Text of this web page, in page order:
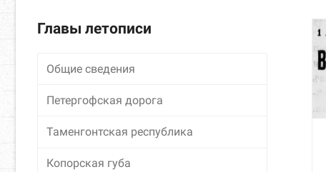
Главы летописи
Общие сведения
Петергофская дорога
Таменгонтская республика
Копорская губа